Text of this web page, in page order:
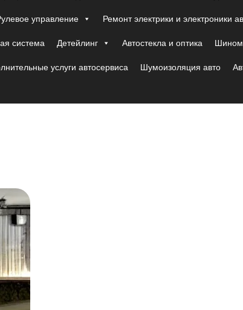
управление Ремонт электрики и электроники
система Детейлинг Автостекла и оптика
услуги автосервиса Шумоизоляция авто